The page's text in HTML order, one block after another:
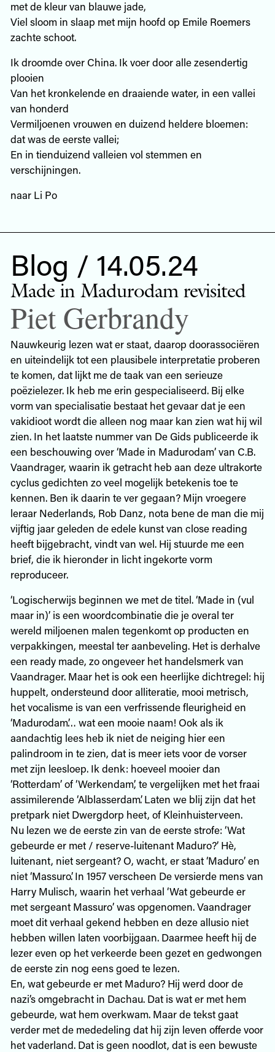
met de kleur van blauwe jade,
Viel sloom in slaap met mijn hoofd op Emile Roemers
zachte schoot.
Ik droomde over China. Ik voer door alle zesendertig
plooien
Van het kronkelende en draaiende water, in een vallei
van honderd
Vermiljoenen vrouwen en duizend heldere bloemen:
dat was de eerste vallei;
En in tienduizend valleien vol stemmen en
verschijningen.
naar Li Po
Blog / 14.05.24
Made in Madurodam revisited
Piet Gerbrandy
Nauwkeurig lezen wat er staat, daarop doorassociëren
en uiteindelijk tot een plausibele interpretatie proberen
te komen, dat lijkt me de taak van een serieuze
poëzielezer. Ik heb me erin gespecialiseerd. Bij elke
vorm van specialisatie bestaat het gevaar dat je een
vakidioot wordt die alleen nog maar kan zien wat hij wil
zien. In het laatste nummer van De Gids publiceerde ik
een beschouwing over ‘Made in Madurodam’ van C.B.
Vaandrager, waarin ik getracht heb aan deze ultrakorte
cyclus gedichten zo veel mogelijk betekenis toe te
kennen. Ben ik daarin te ver gegaan? Mijn vroegere
leraar Nederlands, Rob Danz, nota bene de man die mij
vijftig jaar geleden de edele kunst van close reading
heeft bijgebracht, vindt van wel. Hij stuurde me een
brief, die ik hieronder in licht ingekorte vorm
reproduceer.
‘Logischerwijs beginnen we met de titel. ‘Made in (vul
maar in)’ is een woordcombinatie die je overal ter
wereld miljoenen malen tegenkomt op producten en
verpakkingen, meestal ter aanbeveling. Het is derhalve
een ready made, zo ongeveer het handelsmerk van
Vaandrager. Maar het is ook een heerlijke dichtregel: hij
huppelt, ondersteund door alliteratie, mooi metrisch,
het vocalisme is van een verfrissende fleurigheid en
‘Madurodam’… wat een mooie naam! Ook als ik
aandachtig lees heb ik niet de neiging hier een
palindroom in te zien, dat is meer iets voor de vorser
met zijn leesloep. Ik denk: hoeveel mooier dan
‘Rotterdam’ of ‘Werkendam’, te vergelijken met het fraai
assimilerende ‘Alblasserdam’. Laten we blij zijn dat het
pretpark niet Dwergdorp heet, of Kleinhuisterveen.
Nu lezen we de eerste zin van de eerste strofe: ‘Wat
gebeurde er met / reserve-luitenant Maduro?’ Hè,
luitenant, niet sergeant? O, wacht, er staat ‘Maduro’ en
niet ‘Massuro’. In 1957 verscheen De versierde mens van
Harry Mulisch, waarin het verhaal ‘Wat gebeurde er
met sergeant Massuro’ was opgenomen. Vaandrager
moet dit verhaal gekend hebben en deze allusio niet
hebben willen laten voorbijgaan. Daarmee heeft hij de
lezer even op het verkeerde been gezet en gedwongen
de eerste zin nog eens goed te lezen.
En, wat gebeurde er met Maduro? Hij werd door de
nazi’s omgebracht in Dachau. Dat is wat er met hem
gebeurde, wat hem overkwam. Maar de tekst gaat
verder met de mededeling dat hij zijn leven offerde voor
het vaderland. Dat is geen noodlot, dat is een bewuste